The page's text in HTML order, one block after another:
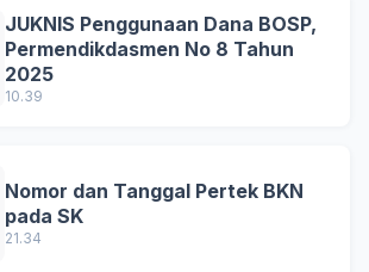
JUKNIS Penggunaan Dana BOSP,
Permendikdasmen No 8 Tahun
2025
10.39
Nomor dan Tanggal Pertek BKN
pada SK
21.34